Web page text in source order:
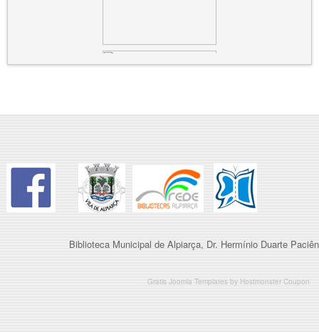
Gratis Joomla Templatesby Hostmonster Coupon
Biblioteca Municipal de Alpiarça, Dr. Hermínio Duarte